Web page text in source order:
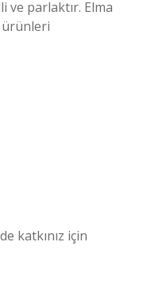
ve parlaktır. Elma
ürünleri
katkınız için